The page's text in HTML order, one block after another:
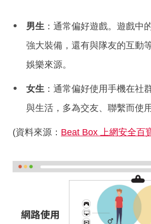
男生 ：通常偏好遊戲。遊戲中
強大裝備，還有與隊友的互動
娛樂來源。
女生 ：通常偏好使用手機在社
與生活，多為交友、聯繫而使用
(資料來源： Beat Box 上網安全百